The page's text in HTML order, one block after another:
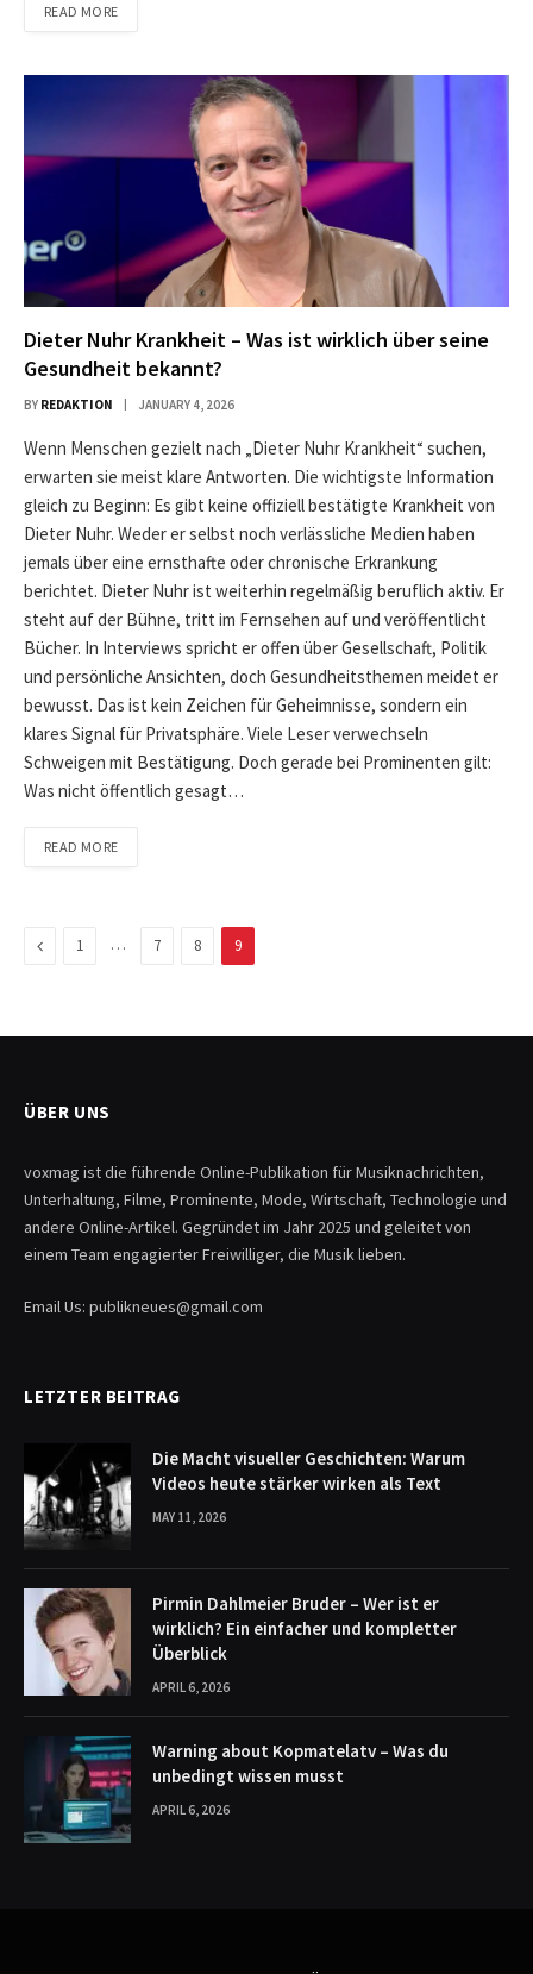
READ MORE
Dieter Nuhr Krankheit – Was ist wirklich über seine
Gesundheit bekannt?
BY REDAKTION JANUARY 4, 2026
Wenn Menschen gezielt nach „Dieter Nuhr Krankheit“ suchen,
erwarten sie meist klare Antworten. Die wichtigste Information
gleich zu Beginn: Es gibt keine offiziell bestätigte Krankheit von
Dieter Nuhr. Weder er selbst noch verlässliche Medien haben
jemals über eine ernsthafte oder chronische Erkrankung
berichtet. Dieter Nuhr ist weiterhin regelmäßig beruflich aktiv. Er
steht auf der Bühne, tritt im Fernsehen auf und veröffentlicht
Bücher. In Interviews spricht er offen über Gesellschaft, Politik
und persönliche Ansichten, doch Gesundheitsthemen meidet er
bewusst. Das ist kein Zeichen für Geheimnisse, sondern ein
klares Signal für Privatsphäre. Viele Leser verwechseln
Schweigen mit Bestätigung. Doch gerade bei Prominenten gilt:
Was nicht öffentlich gesagt…
READ MORE
Previous
1 … 7 8 9
ÜBER UNS
voxmag ist die führende Online-Publikation für Musiknachrichten,
Unterhaltung, Filme, Prominente, Mode, Wirtschaft, Technologie und
andere Online-Artikel. Gegründet im Jahr 2025 und geleitet von
einem Team engagierter Freiwilliger, die Musik lieben.
Email Us: publikneues@gmail.com
LETZTER BEITRAG
Die Macht visueller Geschichten: Warum
Videos heute stärker wirken als Text
MAY 11, 2026
Pirmin Dahlmeier Bruder – Wer ist er
wirklich? Ein einfacher und kompletter
Überblick
APRIL 6, 2026
Warning about Kopmatelatv – Was du
unbedingt wissen musst
APRIL 6, 2026